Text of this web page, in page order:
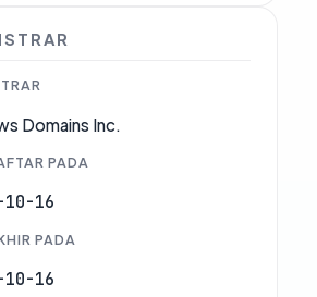
Domains Inc.
PADA
10-16
PADA
10-16